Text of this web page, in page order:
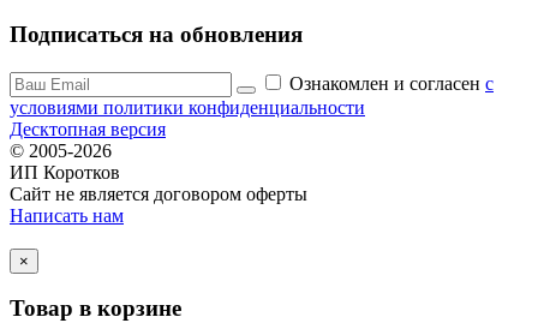
Подписаться на обновления
Ознакомлен и согласен c
условиями политики конфиденциальности
Десктопная версия
© 2005-2026
ИП Коротков
Сайт не является договором оферты
Написать нам
×
Товар в корзине